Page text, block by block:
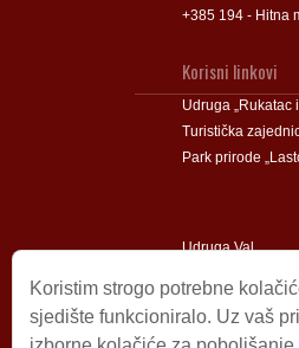
+385 194 - Hitna
Korisni linkovi
Udruga „Rukatac
Turistička
Park prirode
Udruga Val
Koristim strogo potrebne
sjedište funkcioniralo. Uz vaš